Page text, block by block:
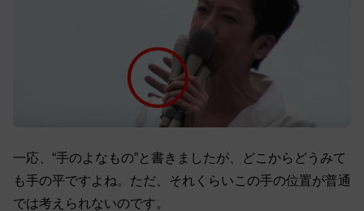
一応、“手のよなもの”と書きましたが、どこからどうみて
も手の平ですよね。ただ、それくらいこの手の位置が普通
では考えられないのです。